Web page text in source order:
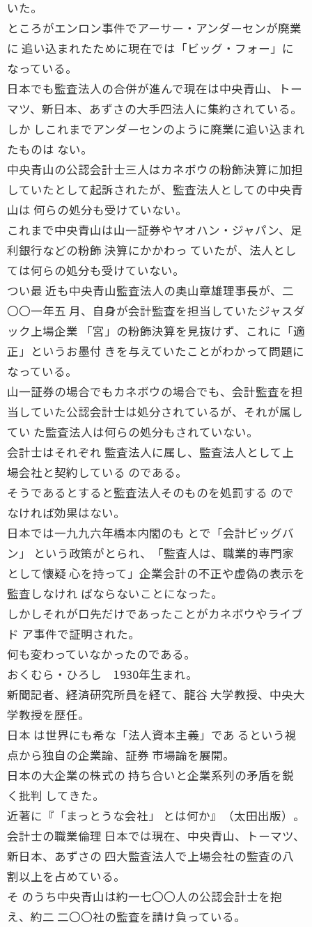
いた。
ところがエンロン事件でアーサー・アンダーセンが廃業
に 追い込まれたために現在では「ビッグ・フォー」に
なっている。
日本でも監査法人の合併が進んで現在は中央青山、トー
マツ、新日本、あずさの大手四法人に集約されている。
しか しこれまでアンダーセンのように廃業に追い込まれ
たものは ない。
中央青山の公認会計士三人はカネボウの粉飾決算に加担
していたとして起訴されたが、監査法人としての中央青
山は 何らの処分も受けていない。
これまで中央青山は山一証券やヤオハン・ジャパン、足
利銀行などの粉飾 決算にかかわっ ていたが、法人とし
ては何らの処分も受けていない。
つい最 近も中央青山監査法人の奥山章雄理事長が、二
〇〇一年五 月、自身が会計監査を担当していたジャスダ
ック上場企業 「宮」の粉飾決算を見抜けず、これに「適
正」というお墨付 きを与えていたことがわかって問題に
なっている。
山一証券の場合でもカネボウの場合でも、会計監査を担
当していた公認会計士は処分されているが、それが属し
てい た監査法人は何らの処分もされていない。
会計士はそれぞれ 監査法人に属し、監査法人として上
場会社と契約している のである。
そうであるとすると監査法人そのものを処罰する ので
なければ効果はない。
日本では一九九六年橋本内閣のも とで「会計ビッグバ
ン」 という政策がとられ、「監査人は、職業的専門家
として懐疑 心を持って」企業会計の不正や虚偽の表示を
監査しなけれ ばならないことになった。
しかしそれが口先だけであったことがカネボウやライブ
ド ア事件で証明された。
何も変わっていなかったのである。
おくむら・ひろし 1930年生まれ。
新聞記者、経済研究所員を経て、龍谷 大学教授、中央大
学教授を歴任。
日本 は世界にも希な「法人資本主義」であ るという視
点から独自の企業論、証券 市場論を展開。
日本の大企業の株式の 持ち合いと企業系列の矛盾を鋭
く批判 してきた。
近著に『「まっとうな会社」 とは何か』（太田出版）。
会計士の職業倫理 日本では現在、中央青山、トーマツ、
新日本、あずさの 四大監査法人で上場会社の監査の八
割以上を占めている。
そ のうち中央青山は約一七〇〇人の公認会計士を抱
え、約二 二〇〇社の監査を請け負っている。